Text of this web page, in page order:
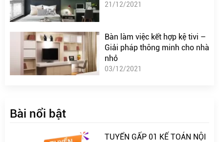
21/12/2021
Bàn làm việc kết hợp kệ tivi –
Giải pháp thông minh cho nhà
nhỏ
03/12/2021
Bài nổi bật
TUYỂN GẤP 01 KẾ TOÁN NỘI